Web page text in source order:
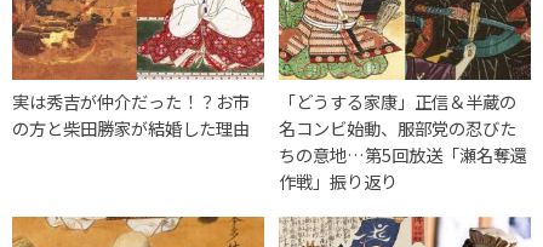
実は秀吉が仲介だった！？お市
の方と柴田勝家が結婚した理由
「どうする家康」正信＆半蔵の
名コンビ始動、服部党の忍びた
ちの意地…第5回放送「瀬名奪還
作戦」振り返り